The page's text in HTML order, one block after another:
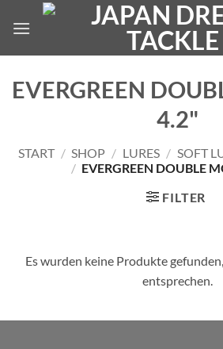
Inhalt
EVERGREEN
4.2"
START / SHOP / LURES / SOFT
/ EVERGREEN DOUBLE
FILTER
Es wurden keine Produkte
entsprechen.